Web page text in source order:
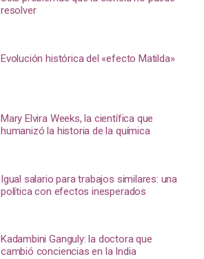
resolver
Evolución histórica del «efecto Matilda»
Mary Elvira Weeks, la científica que
humanizó la historia de la química
Igual salario para trabajos similares: una
política con efectos inesperados
Kadambini Ganguly: la doctora que
cambió conciencias en la India